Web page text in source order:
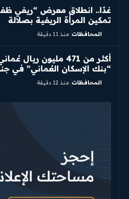
تمكين المرأة الريفية بصلالة
المحافظات منذ 11 دقيقة
أكثر من 471 مليون
“بنك الإسكان العُماني” في
المحافظات منذ 12 دقيقة